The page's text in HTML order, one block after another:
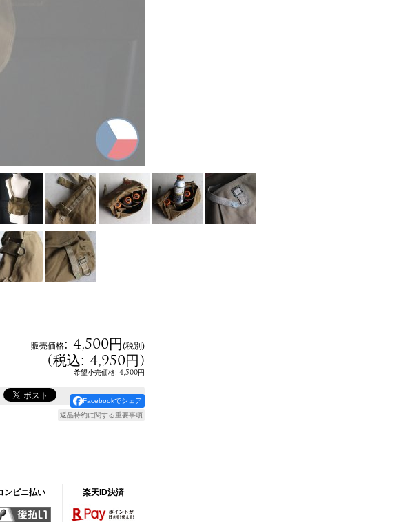
販売価格: 4,500円(税別)
(税込: 4,950円)
希望小売価格: 4,500円
Facebookでシェア
返品特約に関する重要事項
ンビニ払い 楽天ID決済